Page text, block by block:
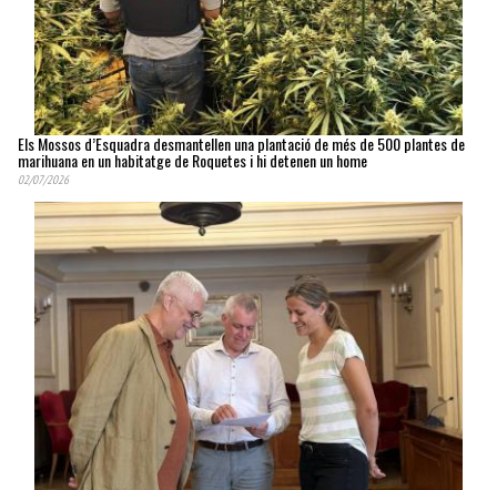
Els Mossos d’Esquadra desmantellen una plantació de més de 500 plantes de
marihuana en un habitatge de Roquetes i hi detenen un home
02/07/2026